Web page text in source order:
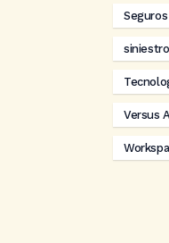
Seguros
Versus